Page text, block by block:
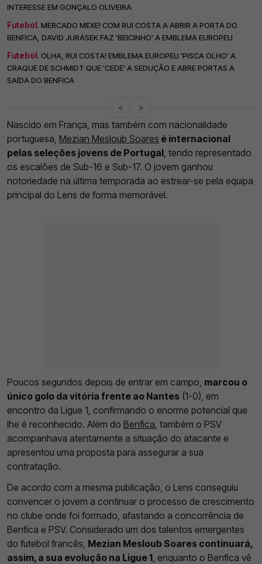
INTERESSE EM GONÇALO OLIVEIRA
Futebol. MERCADO MEXE! COM RUI COSTA A ABRIR A PORTA DO
BENFICA, DAVID JURÁSEK FAZ 'BEICINHO' A EMBLEMA EUROPEU
Futebol. OLHA, RUI COSTA! EMBLEMA EUROPEU 'PISCA OLHO' A
CRAQUE DE SCHMIDT QUE 'CEDE' A SEDUÇÃO E ABRE PORTAS A
SAÍDA DO BENFICA
< >
Nascido em França, mas também com nacionalidade
portuguesa, Mezian Mesloub Soares é internacional
pelas seleções jovens de Portugal , tendo representado
os escalões de Sub-16 e Sub-17. O jovem ganhou
notoriedade na última temporada ao estrear-se pela equipa
principal do Lens de forma memorável.
Poucos segundos depois de entrar em campo, marcou o
único golo da vitória frente ao Nantes (1-0), em
encontro da Ligue 1, confirmando o enorme potencial que
lhe é reconhecido. Além do Benfica , também o PSV
acompanhava atentamente a situação do atacante e
apresentou uma proposta para assegurar a sua
contratação.
De acordo com a mesma publicação, o Lens conseguiu
convencer o jovem a continuar o processo de crescimento
no clube onde foi formado, afastando a concorrência de
Benfica e PSV. Considerado um dos talentos emergentes
do futebol francês, Mezian Mesloub Soares continuará,
assim, a sua evolução na Ligue 1 , enquanto o Benfica vê